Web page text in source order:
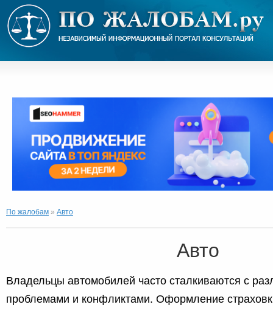
По жалобам » Авто
Авто
Владельцы автомобилей часто сталкиваются с
проблемами и конфликтами. Оформление